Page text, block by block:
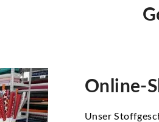
Online-
Unser